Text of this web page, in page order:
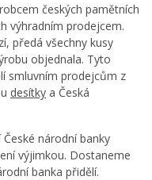
českých pamětních
výhradním prodejcem.
předá všechny kusy
objednala. Tyto
smluvním prodejcům z
desítky a Česká
národní banky
výjimkou. Dostaneme
banka přidělí.